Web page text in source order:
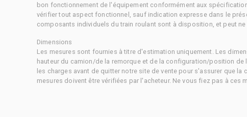
bon fonctionnement de l'équipement conformément aux
vérifier tout aspect fonctionnel, sauf indication expresse dans le
composants individuels du train roulant sont à disposition, et peut
Dimensions
Les mesures sont fournies à titre d'estimation uniquement. Les
hauteur du camion/de la remorque et de la configuration/position
les charges avant de quitter notre site de vente pour s'assurer que
mesures doivent être vérifiées par l'acheteur. Ne vous fiez pas à ces